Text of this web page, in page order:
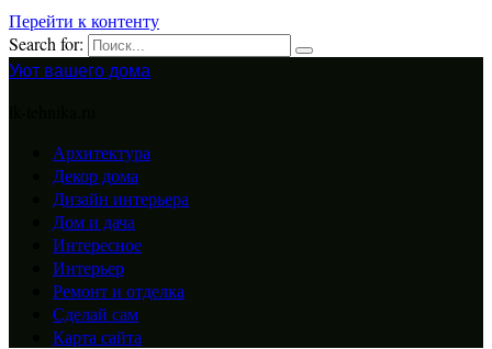
Перейти к контенту
Search for:
Уют вашего дома
Архитектура
Декор дома
Дизайн интерьера
Дом и дача
Интересное
Интерьер
Ремонт и отделка
Сделай сам
Карта сайта